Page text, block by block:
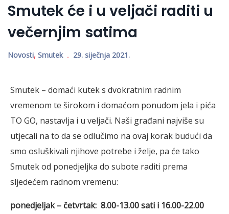
Smutek će i u veljači raditi u
večernjim satima
Novosti, Smutek 29. siječnja 2021.
Smutek – domaći kutek s dvokratnim radnim
vremenom te širokom i domaćom ponudom jela i pića
TO GO, nastavlja i u veljači. Naši građani najviše su
utjecali na to da se odlučimo na ovaj korak budući da
smo osluškivali njihove potrebe i želje, pa će tako
Smutek od ponedjeljka do subote raditi prema
sljedećem radnom vremenu:
ponedjeljak – četvrtak: 8.00-13.00 sati i 16.00-22.00